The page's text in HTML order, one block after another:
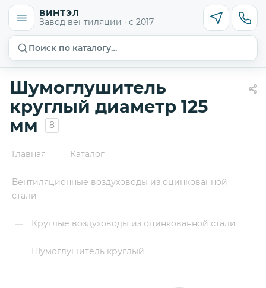
ВИНТЭЛ
Завод вентиляции · с 2017
Поиск по каталогу…
Шумоглушитель
круглый диаметр 125
мм
8
Главная — Каталог —
Вентиляционные воздуховоды из оцинкованной
стали
— Круглые воздуховоды из оцинкованной стали
— Шумоглушитель круглый